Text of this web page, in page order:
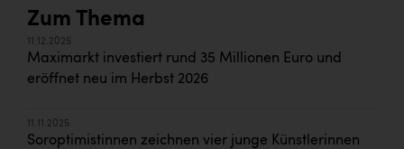
Zum Thema
11.12.2025
Maximarkt investiert rund 35 Millionen Euro und
eröffnet neu im Herbst 2026
11.11.2025
Soroptimistinnen zeichnen vier junge Künstlerinnen